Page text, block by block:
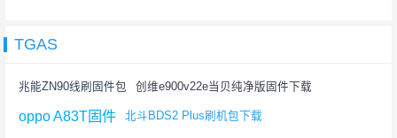
TGAS
兆能ZN90线刷固件包 创维e900v22e当贝纯净版固件下载
oppo A83T固件 北斗BDS2 Plus刷机包下载